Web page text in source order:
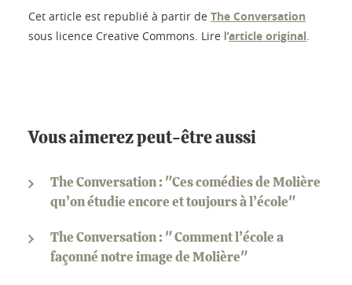
Cet article est republié à partir de The Conversation
sous licence Creative Commons. Lire l’article original.
Vous aimerez peut-être aussi
The Conversation : "Ces comédies de Molière
qu’on étudie encore et toujours à l’école"
The Conversation : " Comment l’école a
façonné notre image de Molière"